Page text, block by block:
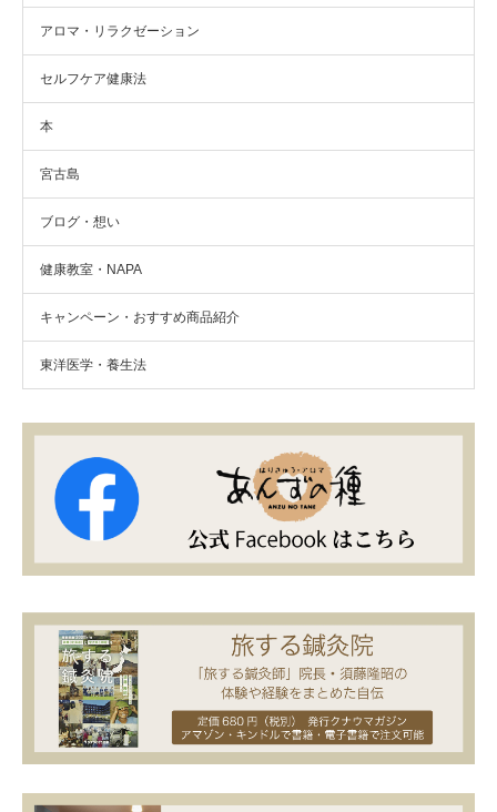
アロマ・リラクゼーション
セルフケア健康法
本
宮古島
ブログ・想い
健康教室・NAPA
キャンペーン・おすすめ商品紹介
東洋医学・養生法